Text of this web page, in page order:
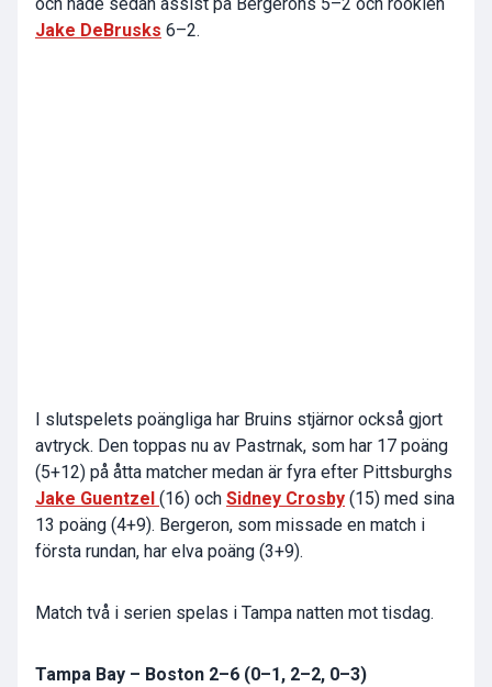
Jake DeBrusks 6–2.
I slutspelets poängliga har Bruins stjärnor också gjort
avtryck. Den toppas nu av Pastrnak, som har 17 poäng
(5+12) på åtta matcher medan är fyra efter Pittsburghs
Jake Guentzel (16) och Sidney Crosby (15) med sina
13 poäng (4+9). Bergeron, som missade en match i
första rundan, har elva poäng (3+9).
Match två i serien spelas i Tampa natten mot tisdag.
Tampa Bay – Boston 2–6 (0–1, 2–2, 0–3)